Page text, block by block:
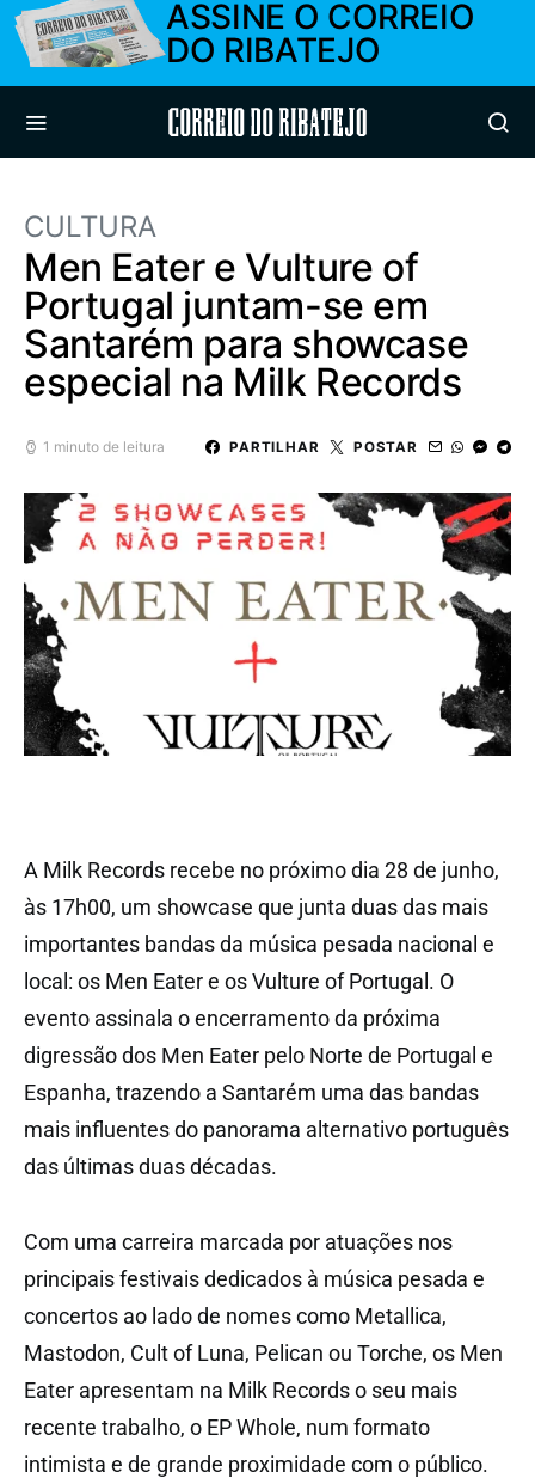
ASSINE O CORREIO
DO RIBATEJO
Correio do Ribatejo
CULTURA
Men Eater e Vulture of
Portugal juntam-se em
Santarém para showcase
especial na Milk Records
1 minuto de leitura PARTILHAR POSTAR
A Milk Records recebe no próximo dia 28 de junho,
às 17h00, um showcase que junta duas das mais
importantes bandas da música pesada nacional e
local: os Men Eater e os Vulture of Portugal. O
evento assinala o encerramento da próxima
digressão dos Men Eater pelo Norte de Portugal e
Espanha, trazendo a Santarém uma das bandas
mais influentes do panorama alternativo português
das últimas duas décadas.
Com uma carreira marcada por atuações nos
principais festivais dedicados à música pesada e
concertos ao lado de nomes como Metallica,
Mastodon, Cult of Luna, Pelican ou Torche, os Men
Eater apresentam na Milk Records o seu mais
recente trabalho, o EP Whole, num formato
intimista e de grande proximidade com o público.